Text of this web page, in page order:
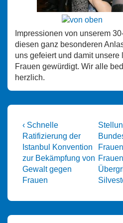
Impressionen von unserem
diesen ganz besonderen
uns gefeiert und damit unsere
Frauen gewürdigt. Wir alle
herzlich.
Beitragsnavigation
Vorheriger
Beitrag
ist
‹ Schnelle
Ratifizierung der
Istanbul Konvention
zur Bekämpfung von
Gewalt gegen
Frauen
Beitrag
ist